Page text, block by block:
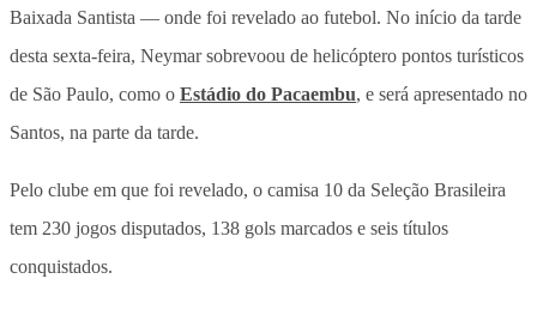
Baixada Santista — onde foi revelado ao futebol. No início da tarde
desta sexta-feira, Neymar sobrevoou de helicóptero pontos turísticos
de São Paulo, como o Estádio do Pacaembu, e será apresentado no
Santos, na parte da tarde.
Pelo clube em que foi revelado, o camisa 10 da Seleção Brasileira
tem 230 jogos disputados, 138 gols marcados e seis títulos
conquistados.